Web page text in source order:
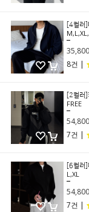
[4컬러
8건 |
[2컬러]
FREE
7건 |
[6컬러
L,XL
7건 |